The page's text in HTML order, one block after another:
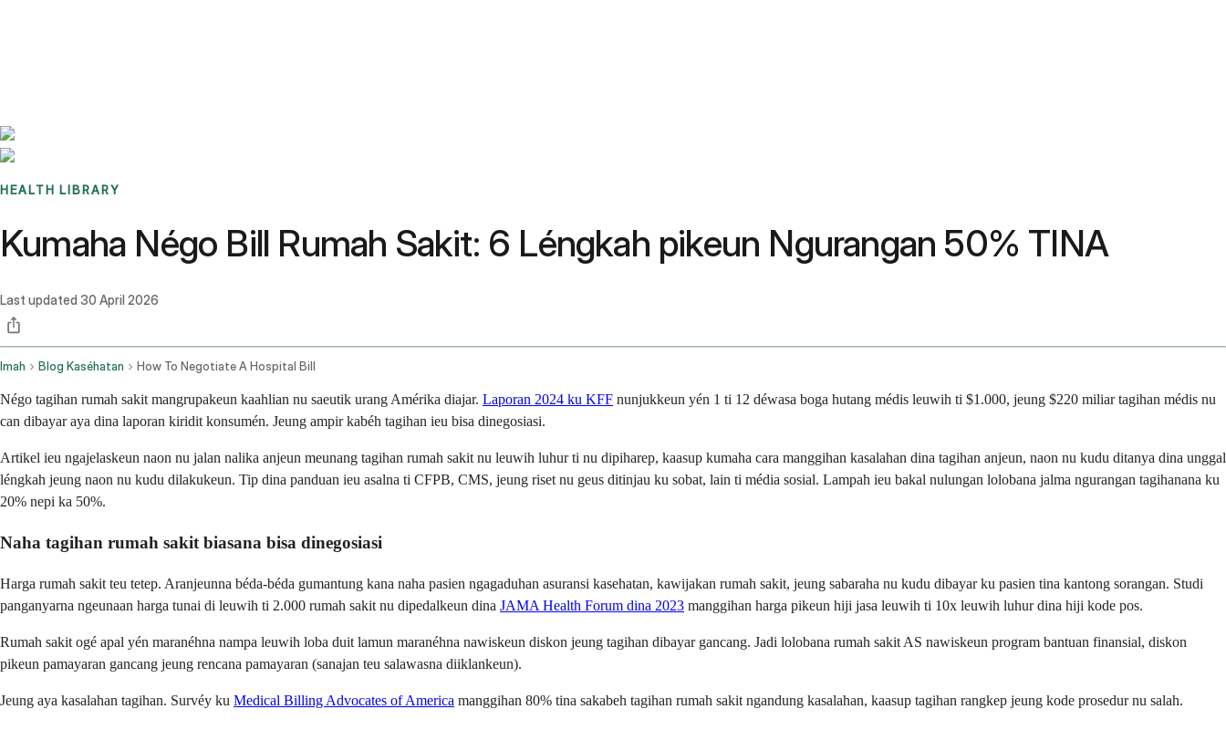
HEALTH LIBRARY
Kumaha Négo Bill Rumah Sakit: 6 Léngkah pikeun Ngurangan 50% TINA
Last updated 30 April 2026
Imah Blog Kaséhatan How To Negotiate A Hospital Bill
Négo tagihan rumah sakit mangrupakeun kaahlian nu saeutik urang Amérika diajar. Laporan 2024 ku KFF nunjukkeun yén 1 ti 12 déwasa boga hutang médis leuwih ti $1.000, jeung $220 miliar tagihan médis nu
can dibayar aya dina laporan kiridit konsumén. Jeung ampir kabéh tagihan ieu bisa dinegosiasi.
Artikel ieu ngajelaskeun naon nu jalan nalika anjeun meunang tagihan rumah sakit nu leuwih luhur ti nu dipiharep, kaasup kumaha cara manggihan kasalahan dina tagihan anjeun, naon nu kudu ditanya dina unggal
léngkah jeung naon nu kudu dilakukeun. Tip dina panduan ieu asalna ti CFPB, CMS, jeung riset nu geus ditinjau ku sobat, lain ti média sosial. Lampah ieu bakal nulungan lolobana jalma ngurangan tagihanana ku
20% nepi ka 50%.
Naha tagihan rumah sakit biasana bisa dinegosiasi
Harga rumah sakit teu tetep. Aranjeunna béda-béda gumantung kana naha pasien ngagaduhan asuransi kasehatan, kawijakan rumah sakit, jeung sabaraha nu kudu dibayar ku pasien tina kantong sorangan. Studi
panganyarna ngeunaan harga tunai di leuwih ti 2.000 rumah sakit nu dipedalkeun dina JAMA Health Forum dina 2023 manggihan harga pikeun hiji jasa leuwih ti 10x leuwih luhur dina hiji kode pos.
Rumah sakit ogé apal yén maranéhna nampa leuwih loba duit lamun maranéhna nawiskeun diskon jeung tagihan dibayar gancang. Jadi lolobana rumah sakit AS nawiskeun program bantuan finansial, diskon
pikeun pamayaran gancang jeung rencana pamayaran (sanajan teu salawasna diiklankeun).
Jeung aya kasalahan tagihan. Survéy ku Medical Billing Advocates of America manggihan 80% tina sakabeh tagihan rumah sakit ngandung kasalahan, kaasup tagihan rangkep jeung kode prosedur nu salah.